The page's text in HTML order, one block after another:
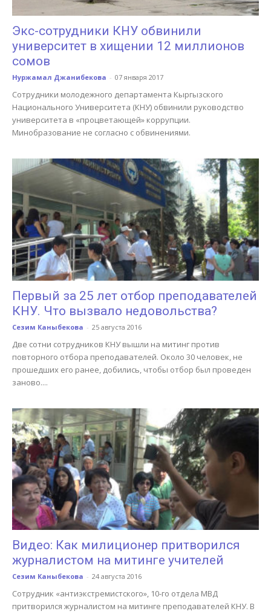
Экс-сотрудники КНУ обвинили
университет в хищении 12 миллионов
сомов
Нуржамал Джанибекова - 07 января 2017
Сотрудники молодежного департамента Кыргызского
Национального Университета (КНУ) обвинили руководство
университета в «процветающей» коррупции.
Минобразование не согласно с обвинениями.
Первый за 25 лет отбор преподавателей
КНУ. Что вызвало недовольства?
Сезим Каныбекова - 25 августа 2016
Две сотни сотрудников КНУ вышли на митинг против
повторного отбора преподавателей. Около 30 человек, не
прошедших его ранее, добились, чтобы отбор был проведен
заново....
Видео: Как милиционер притворился
журналистом на митинге учителей
Сезим Каныбекова - 24 августа 2016
Сотрудник «антиэкстремистского», 10-го отдела МВД
притворился журналистом на митинге преподавателей КНУ. В